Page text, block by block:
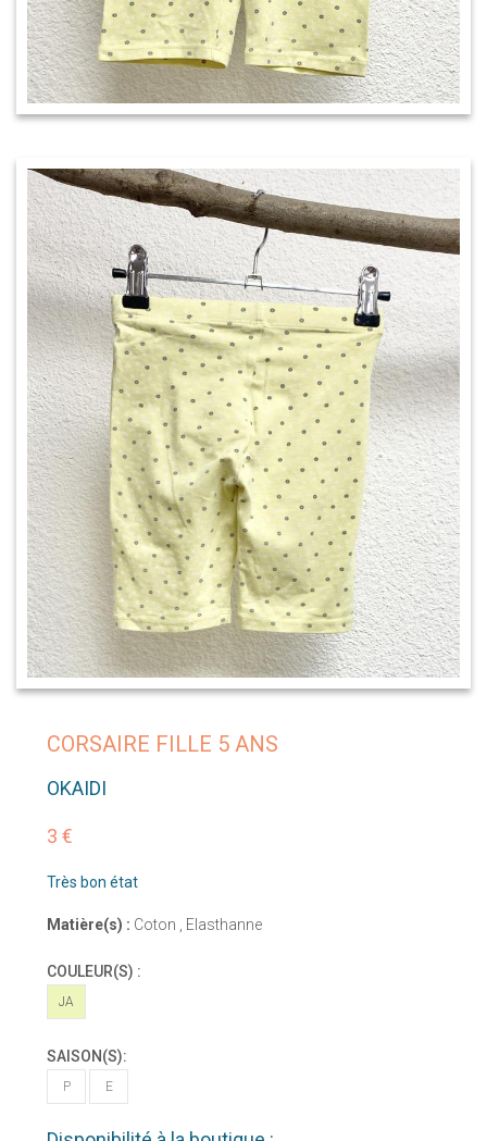
CORSAIRE FILLE 5 ANS
OKAIDI
3 €
Très bon état
Matière(s) : Coton , Elasthanne
COULEUR(S) :
JA
SAISON(S):
P E